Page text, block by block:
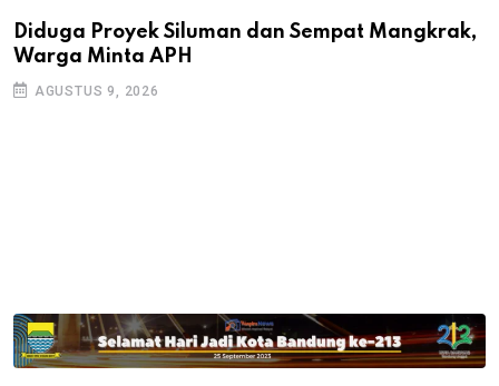
Diduga Proyek Siluman dan Sempat Mangkrak,
Warga Minta APH
AGUSTUS 9, 2026